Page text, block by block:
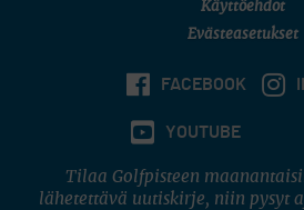
Käyttöehdot
Evästeasetukset
FACEBOOK
YOUTUBE
Tilaa Golfpisteen
lähetettävä uutiskirje, niin pysyt